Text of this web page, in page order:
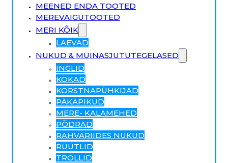
MEENED ENDA TOOTED
MEREVAIGUTOOTED
MERI KÕIK
LAEVAD
NUKUD & MUINASJUTUTEGELASED
INGLID
KOKAD
KORSTNAPÜHKIJAD
PÄKAPIKUD
MERE- KALAMEHED
PÕDRAD
RAHVARIIDES NUKUD
RÜÜTLID
TROLLID